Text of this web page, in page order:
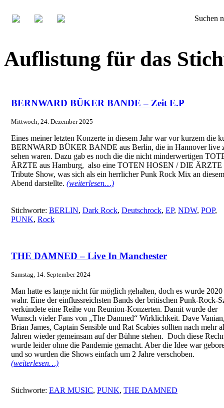
Suchen
Auflistung für das
BERNWARD BÜKER BANDE – Zeit E.P
Mittwoch, 24. Dezember 2025
Eines meiner letzten Konzerte in diesem Jahr war vor kurzem die
BERNWARD BÜKER BANDE aus Berlin, die in Hannover live
sehen waren. Dazu gab es noch die die nicht minderwertigen
ÄRZTE aus Hamburg, also eine TOTEN HOSEN / DIE ÄRZTE
Tribute Show, was sich als ein herrlicher Punk Rock Mix an diesem
Abend darstellte. (weiterlesen…)
Stichworte: BERLIN, Dark Rock, Deutschrock, EP, NDW, POP,
PUNK, Rock
THE DAMNED – Live In Manchester
Samstag, 14. September 2024
Man hatte es lange nicht für möglich gehalten, doch es wurde 2020
wahr. Eine der einflussreichsten Bands der britischen Punk-Rock-
verkündete eine Reihe von Reunion-Konzerten. Damit wurde der
Wunsch vieler Fans von „The Damned“ Wirklichkeit. Dave
Brian James, Captain Sensible und Rat Scabies sollten nach mehr
Jahren wieder gemeinsam auf der Bühne stehen. Doch diese
wurde leider ohne die Pandemie gemacht. Aber die Idee war
und so wurden die Shows einfach um 2 Jahre verschoben.
(weiterlesen…)
Stichworte: EAR MUSIC, PUNK, THE DAMNED